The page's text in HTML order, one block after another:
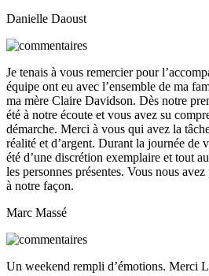
Danielle Daoust
Je tenais à vous remercier pour
équipe ont eu avec l’ensemble de ma
ma mère Claire Davidson. Dès notre
été à notre écoute et vous avez su
démarche. Merci à vous qui avez la
réalité et d’argent. Durant la journée de
été d’une discrétion exemplaire et tout
les personnes présentes. Vous nous
à notre façon.
Marc Massé
Un weekend rempli d’émotions. Merci